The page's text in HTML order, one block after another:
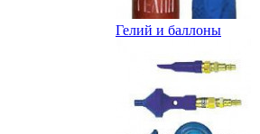
Гелий и баллоны